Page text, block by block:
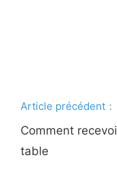
Article précédent：
Comment
table